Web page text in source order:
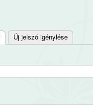
(aktív fül)
Új jelszó igénylése